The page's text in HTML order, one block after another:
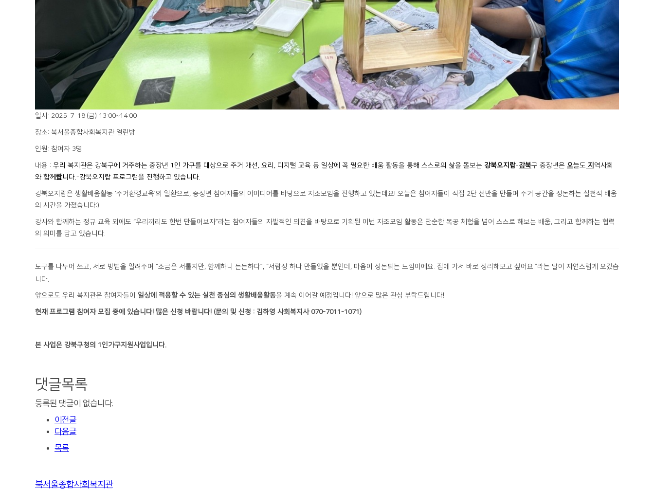
일시: 2025. 7. 18.(금) 13:00~14:00
장소: 북서울종합사회복지관 열린방
인원: 참여자 3명
내용 : 우리 복지관은 강북구에 거주하는 중장년 1인 가구를 대상으로 주거 개선, 요리, 디지털 교육 등 일상에 꼭 필요한 배움 활동을 통해 스스로의 삶을 돌보는 강북오지랍-강북구 중장년은 오늘도 지 역사회
와 함께 랍니다.-강북오지랍 프로그램을 진행하고 있습니다.
강북오지랍은 생활배움활동 ‘주거환경교육’의 일환으로, 중장년 참여자들의 아이디어를 바탕으로 자조모임을 진행하고 있는데요! 오늘은 참여자들이 직접 2단 선반을 만들며 주거 공간을 정돈하는 실천적 배움
의 시간을 가졌습니다:)
강사와 함께하는 정규 교육 외에도 “우리끼리도 한번 만들어보자”라는 참여자들의 자발적인 의견을 바탕으로 기획된 이번 자조모임 활동은 단순한 목공 체험을 넘어 스스로 해보는 배움, 그리고 함께하는 협력
의 의미 를 담고 있습니다.
도구를 나누어 쓰고, 서로 방법을 알려주며 “조금은 서툴지만, 함께하니 든든하다”, “서랍장 하나 만들었을 뿐인데, 마음이 정돈되는 느낌이에요. 집에 가서 바로 정리해보고 싶어요.”라는 말이 자연스럽게 오갔습
니다.
앞으로도 우리 복지관은 참여자들이 일상에 적용할 수 있는 실천 중심의 생활배움활동을 계속 이어갈 예정입니다! 앞으로 많은 관심 부탁드립니다!
현재 프로그램 참여자 모집 중에 있습니다! 많은 신청 바랍니다! (문의 및 신청 : 김하영 사회복지사 070-7011-1071)
본 사업은 강북구청의 1인가구지원사업입니다.
댓글목록
등록된 댓글이 없습니다.
이전글
다음글
목록
북서울종합사회복지관